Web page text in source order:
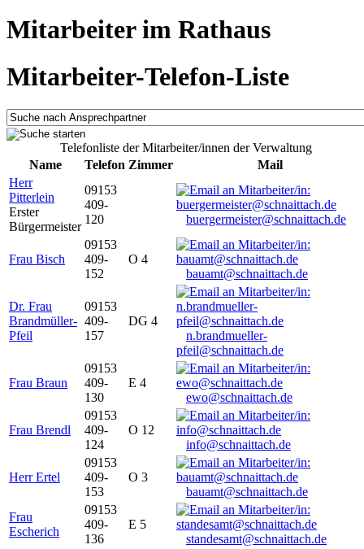
Mitarbeiter im Rathaus
Mitarbeiter-Telefon-Liste
Telefonliste der Mitarbeiter/innen der Verwaltung
Name
Telefon Zimmer
Mail
Herr
Pitterlein
Erster
Bürgermeister
09153
409-
120
buergermeister@schnaittach.de
Frau Bisch
09153
409-
152
O 4
bauamt@schnaittach.de
Dr. Frau
Brandmüller-
Pfeil
09153
409-
157
DG 4
n.brandmueller-
pfeil@schnaittach.de
Frau Braun
09153
409-
130
E 4
ewo@schnaittach.de
Frau Brendl
09153
409-
124
O 12
info@schnaittach.de
Herr Ertel
09153
409-
153
O 3
bauamt@schnaittach.de
Frau
Escherich
09153
409-
136
E 5
standesamt@schnaittach.de